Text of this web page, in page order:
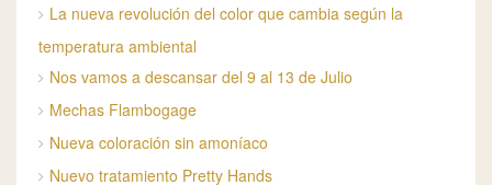
La nueva revolución del color que cambia según la
temperatura ambiental
Nos vamos a descansar del 9 al 13 de Julio
Mechas Flambogage
Nueva coloración sin amoníaco
Nuevo tratamiento Pretty Hands